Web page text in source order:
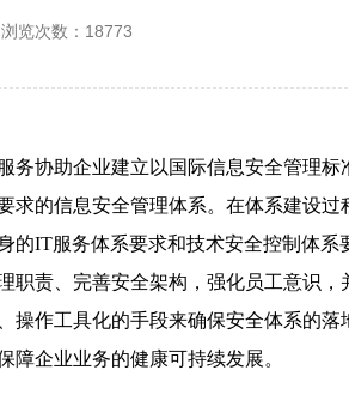
浏览次数：18773
务协助企业建立以国际信息安全管理标
求的信息安全管理体系。在体系建设
的IT服务体系要求和技术安全控制体系
职责、完善安全架构，强化员工意识，
操作工具化的手段来确保安全体系的
障企业业务的健康可持续发展。